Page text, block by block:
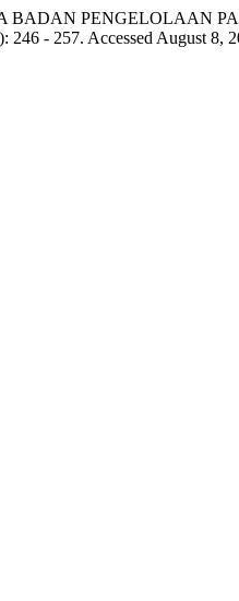
BADAN PENGELOLAAN
246 - 257. Accessed August 8,